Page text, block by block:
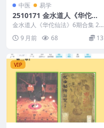
中医 易学
2510171 金水道人《华佗仙
法》6期合集
金水道人《华佗仙法》6期合集 25
10171 ├── 华佗仙法（一期）.pp
tx...9 月前 68 13
VIP